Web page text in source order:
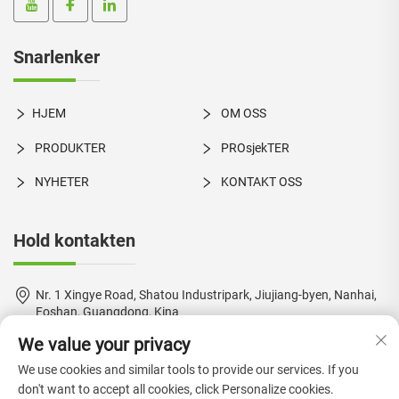
Snarlenker
HJEM OM OSS
PRODUKTER PROsjekTER
NYHETER KONTAKT OSS
Hold kontakten
Nr. 1 Xingye Road, Shatou Industripark, Jiujiang-byen, Nanhai,
Foshan, Guangdong, Kina
+86-18924550960
[email protected]
We value your privacy
We use cookies and similar tools to provide our services. If you
don't want to accept all cookies, click Personalize cookies.